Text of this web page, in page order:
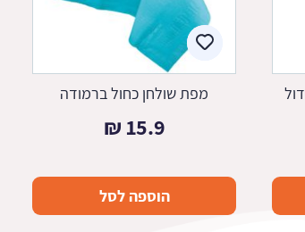
מפת שולחן כחול ברמודה
15.9
₪
הוספה לסל